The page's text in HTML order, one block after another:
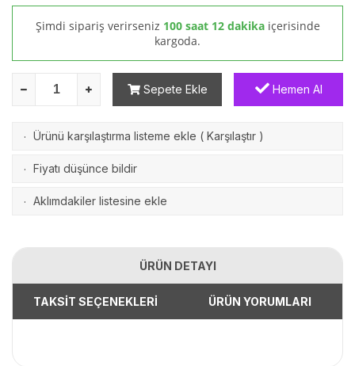
Şimdi sipariş verirseniz 100 saat 12 dakika içerisinde
kargoda.
Sepete Ekle Hemen Al
· Ürünü karşılaştırma listeme ekle ( Karşılaştır )
· Fiyatı düşünce bildir
· Aklımdakiler listesine ekle
ÜRÜN DETAYI
TAKSİT SEÇENEKLERİ ÜRÜN YORUMLARI